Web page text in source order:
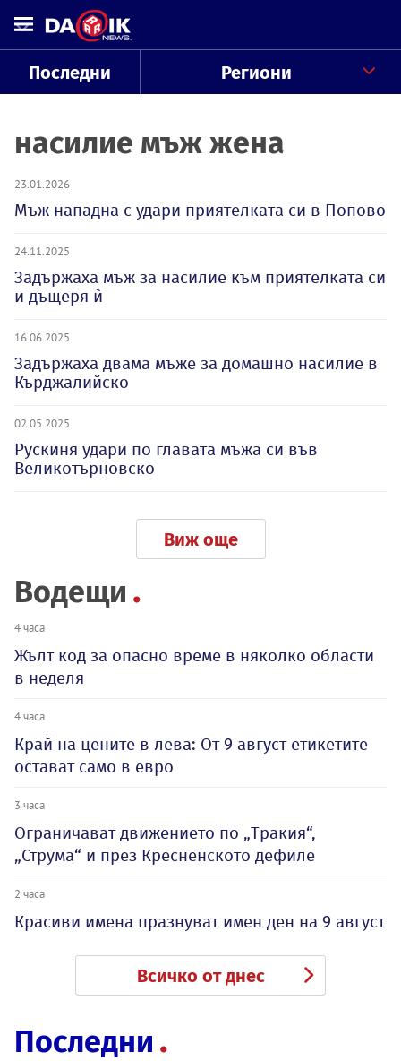
Последни Региони
насилие мъж жена
23.01.2026
Мъж нападна с удари приятелката си в Попово
24.11.2025
Задържаха мъж за насилие към приятелката си
и дъщеря ѝ
16.06.2025
Задържаха двама мъже за домашно насилие в
Кърджалийско
02.05.2025
Рускиня удари по главата мъжа си във
Великотърновско
Виж още
Водещи
4 часа
Жълт код за опасно време в няколко области
в неделя
4 часа
Край на цените в лева: От 9 август етикетите
остават само в евро
3 часа
Ограничават движението по „Тракия“,
„Струма“ и през Кресненското дефиле
2 часа
Красиви имена празнуват имен ден на 9 август
Всичко от днес
Последни